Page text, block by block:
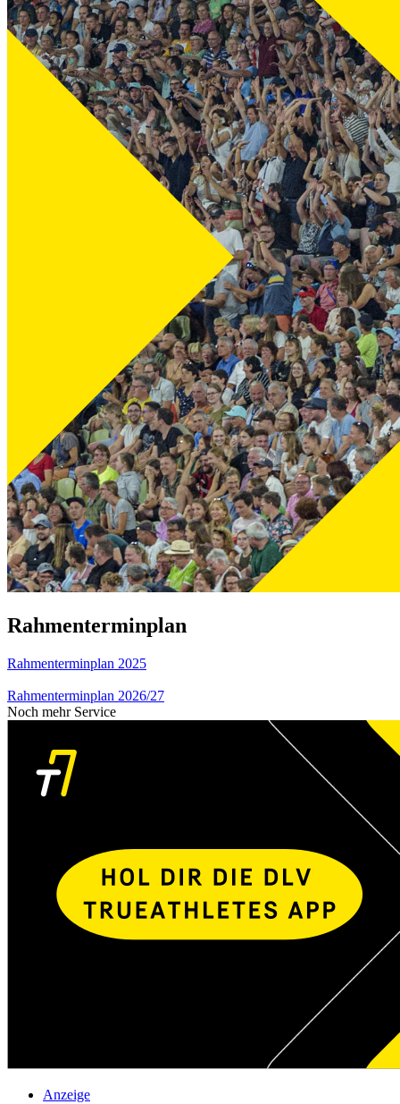
Rahmenterminplan
Rahmenterminplan 2025
Rahmenterminplan 2026/27
Noch mehr Service
Anzeige